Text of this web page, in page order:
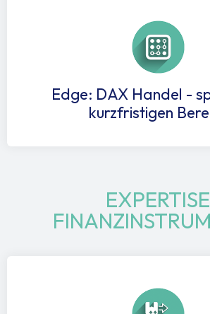
Edge: DAX Handel -
kurzfristigen
EXPERTISE